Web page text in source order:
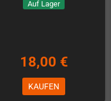
Auf Lager
18,00 €
KAUFEN